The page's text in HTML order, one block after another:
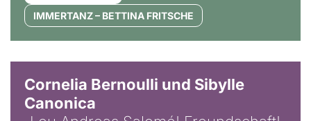
IMMERTANZ – BETTINA FRITSCHE
Cornelia Bernoulli und Sibylle
Canonica